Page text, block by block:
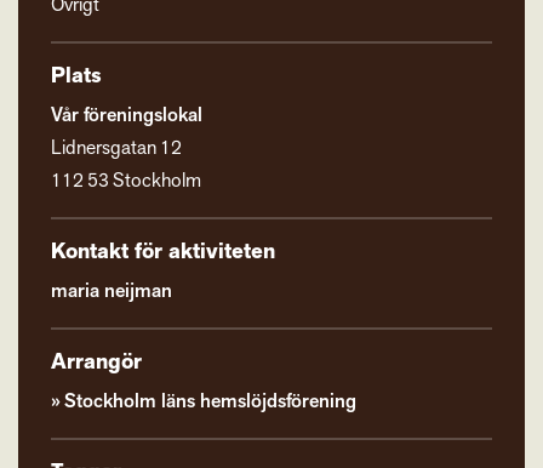
Övrigt
Plats
Vår föreningslokal
Lidnersgatan 12
112 53 Stockholm
Kontakt för aktiviteten
maria neijman
Arrangör
Stockholm läns hemslöjdsförening